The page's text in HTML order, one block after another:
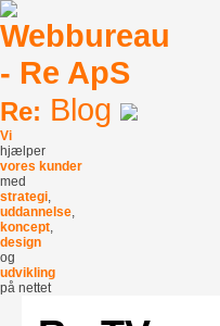
Re: Blog
Vi
hjælper
vores kunder
med
strategi,
uddannelse,
koncept,
design
og
udvikling
på nettet